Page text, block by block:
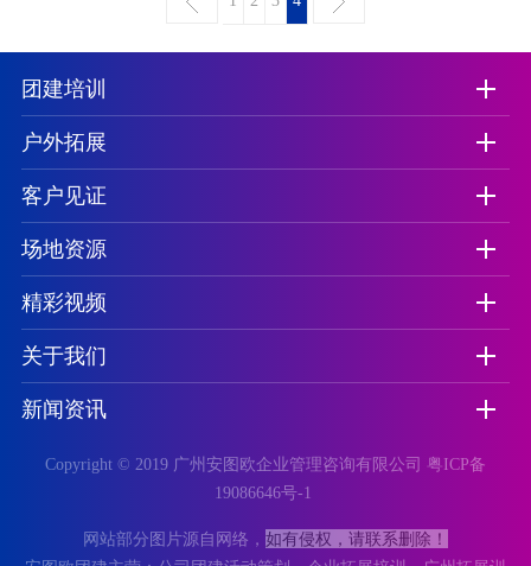
团建培训
户外拓展
客户见证
场地资源
精彩视频
关于我们
新闻资讯
Copyright © 2019 广州安图欧企业管理咨询有限公司 粤ICP备
19086646号-1
网站部分图片源自网络， 如有侵权，请联系删除！